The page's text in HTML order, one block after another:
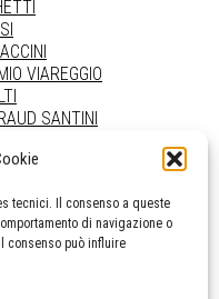
tecnici. Il consenso a queste
di navigazione o
consenso può influire
VIAREGGIO
SANTINI